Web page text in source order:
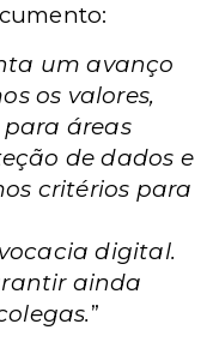
um avanço
os valores,
áreas
de dados e
critérios para
digital.
ainda
”